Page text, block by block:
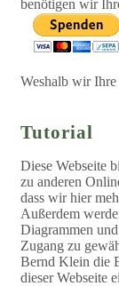
benötigen wir
Weshalb wir Ihre
Tutorial
Diese Webseite
zu anderen
dass wir hier
Außerdem
Diagrammen
Zugang zu
Bernd Klein die
dieser Webseite